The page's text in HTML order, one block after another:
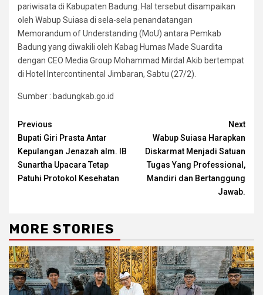
pariwisata di Kabupaten Badung. Hal tersebut disampaikan
oleh Wabup Suiasa di sela-sela penandatangan
Memorandum of Understanding (MoU) antara Pemkab
Badung yang diwakili oleh Kabag Humas Made Suardita
dengan CEO Media Group Mohammad Mirdal Akib bertempat
di Hotel Intercontinental Jimbaran, Sabtu (27/2).
Sumber : badungkab.go.id
Continue
Reading
Previous
Bupati Giri Prasta Antar
Kepulangan Jenazah alm. IB
Sunartha Upacara Tetap
Patuhi Protokol Kesehatan
Next
Wabup Suiasa Harapkan
Diskarmat Menjadi Satuan
Tugas Yang Professional,
Mandiri dan Bertanggung
Jawab.
MORE STORIES